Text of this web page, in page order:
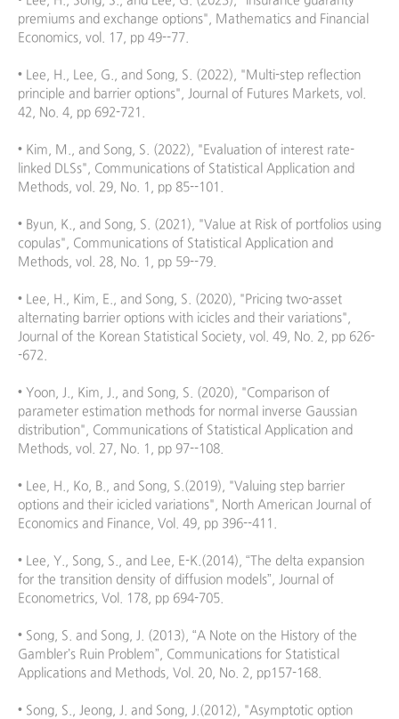
premiums and exchange options", Mathematics and Financial
Economics, vol. 17, pp 49--77.
• Lee, H., Lee, G., and Song, S. (2022), "Multi-step reflection
principle and barrier options", Journal of Futures Markets, vol.
42, No. 4, pp 692-721.
• Kim, M., and Song, S. (2022), "Evaluation of interest rate-
linked DLSs", Communications of Statistical Application and
Methods, vol. 29, No. 1, pp 85--101.
• Byun, K., and Song, S. (2021), "Value at Risk of portfolios using
copulas", Communications of Statistical Application and
Methods, vol. 28, No. 1, pp 59--79.
• Lee, H., Kim, E., and Song, S. (2020), "Pricing two-asset
alternating barrier options with icicles and their variations",
Journal of the Korean Statistical Society, vol. 49, No. 2, pp 626-
-672.
• Yoon, J., Kim, J., and Song, S. (2020), "Comparison of
parameter estimation methods for normal inverse Gaussian
distribution", Communications of Statistical Application and
Methods, vol. 27, No. 1, pp 97--108.
• Lee, H., Ko, B., and Song, S.(2019), "Valuing step barrier
options and their icicled variations", North American Journal of
Economics and Finance, Vol. 49, pp 396--411.
• Lee, Y., Song, S., and Lee, E-K.(2014), “The delta expansion
for the transition density of diffusion models”, Journal of
Econometrics, Vol. 178, pp 694-705.
• Song, S. and Song, J. (2013), “A Note on the History of the
Gambler’s Ruin Problem”, Communications for Statistical
Applications and Methods, Vol. 20, No. 2, pp157-168.
• Song, S., Jeong, J. and Song, J.(2012), "Asymptotic option